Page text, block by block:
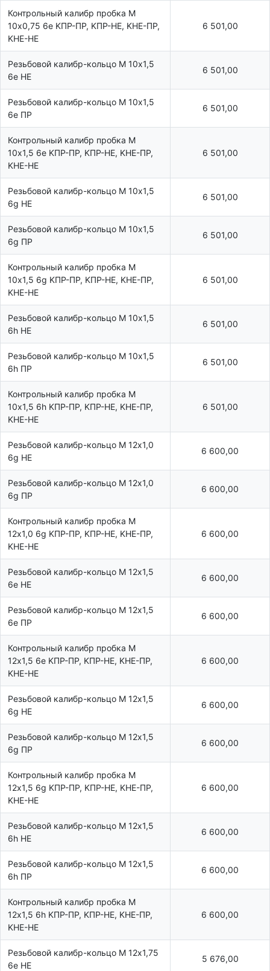
Контрольный калибр пробка М
10х0,75 6e KПР-ПР, KПР-HE, KHE-ПР,
KHE-HE
6 501,00
Резьбовой калибр-кольцо М 10х1,5
6e НЕ
6 501,00
Резьбовой калибр-кольцо М 10х1,5
6e ПР
6 501,00
Контрольный калибр пробка М
10х1,5 6e KПР-ПР, KПР-HE, KHE-ПР,
KHE-HE
6 501,00
Резьбовой калибр-кольцо М 10х1,5
6g НЕ
6 501,00
Резьбовой калибр-кольцо М 10х1,5
6g ПР
6 501,00
Контрольный калибр пробка М
10х1,5 6g KПР-ПР, KПР-HE, KHE-ПР,
KHE-HE
6 501,00
Резьбовой калибр-кольцо М 10х1,5
6h НЕ
6 501,00
Резьбовой калибр-кольцо М 10х1,5
6h ПР
6 501,00
Контрольный калибр пробка М
10х1,5 6h KПР-ПР, KПР-HE, KHE-ПР,
KHE-HE
6 501,00
Резьбовой калибр-кольцо М 12х1,0
6g НЕ
6 600,00
Резьбовой калибр-кольцо М 12х1,0
6g ПР
6 600,00
Контрольный калибр пробка М
12х1,0 6g KПР-ПР, KПР-HE, KHE-ПР,
KHE-HE
6 600,00
Резьбовой калибр-кольцо М 12х1,5
6e НЕ
6 600,00
Резьбовой калибр-кольцо М 12х1,5
6e ПР
6 600,00
Контрольный калибр пробка М
12х1,5 6e KПР-ПР, KПР-HE, KHE-ПР,
KHE-HE
6 600,00
Резьбовой калибр-кольцо М 12х1,5
6g НЕ
6 600,00
Резьбовой калибр-кольцо М 12х1,5
6g ПР
6 600,00
Контрольный калибр пробка М
12х1,5 6g KПР-ПР, KПР-HE, KHE-ПР,
KHE-HE
6 600,00
Резьбовой калибр-кольцо М 12х1,5
6h НЕ
6 600,00
Резьбовой калибр-кольцо М 12х1,5
6h ПР
6 600,00
Контрольный калибр пробка М
12х1,5 6h KПР-ПР, KПР-HE, KHE-ПР,
KHE-HE
6 600,00
Резьбовой калибр-кольцо М 12х1,75
6e НЕ
5 676,00